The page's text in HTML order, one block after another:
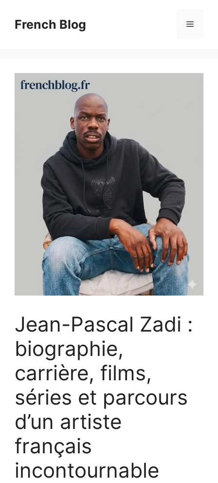
contentFrench Blog Menu
Jean-Pascal Zadi :
biographie,
carrière, films,
séries et parcours
d’un artiste
français
incontournable